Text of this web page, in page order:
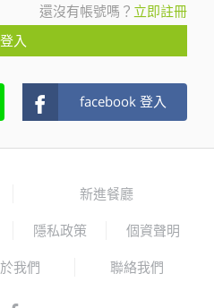
還沒有帳號嗎？ 立即註冊
登入
facebook 登入
新進餐廳
隱私政策 個資聲明
我們 聯絡我們